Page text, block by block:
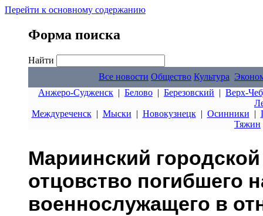
Перейти к основному содержанию
Форма поиска
Найти
Все новости Общество Культура
Анжеро-Судженск | Белово | Березовский | Верх-
Междуреченск| Мыски | Новокузнецк| Осинники |
Тяжин
Мариинский
отцовство погибшего
военнослужащего в